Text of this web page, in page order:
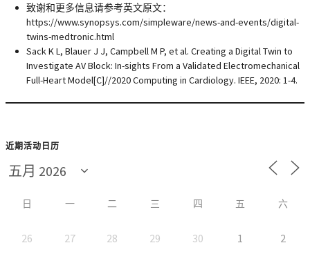
致谢和更多信息请参考英文原文：
https://www.synopsys.com/simpleware/news-and-events/digital-
twins-medtronic.html
Sack K L, Blauer J J, Campbell M P, et al. Creating a Digital Twin to
Investigate AV Block: In-sights From a Validated Electromechanical
Full-Heart Model[C]//2020 Computing in Cardiology. IEEE, 2020: 1-4.
近期活动日历
日 一 二 三 四 五 六
26 27 28 29 30 1 2